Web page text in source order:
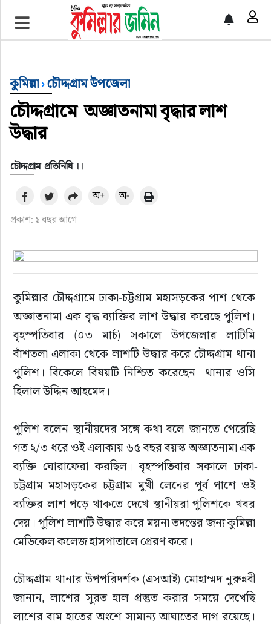
প্রচ্ছদ
আর্ন্তজাতিক
অর্থনীতি
বৃহত্তর কুমিল্লা
বৃহত্তর নোয়াখালী
খেলাধুলা
রাজনীতি
নির্বাচন
আলোচিত সংবাদ
ই-পেপার
অন্যান্য
কুমিল্লা›চৌদ্দগ্রাম উপজেলা
চৌদ্দগ্রামে অজ্ঞাতনামা বৃদ্ধার লাশ
উদ্ধার
চৌদ্দগ্রাম প্রতিনিধি ।।
প্রকাশ: ১ বছর আগে
অ+ অ-
কুমিল্লার চৌদ্দগ্রামে ঢাকা-চট্টগ্রাম মহাসড়কের পাশ থেকে
অজ্ঞাতনামা এক বৃদ্ধ ব্যাক্তির লাশ উদ্ধার করেছে পুলিশ।
বৃহস্পতিবার (০৩ মার্চ) সকালে উপজেলার লাটিমি
বাঁশতলা এলাকা থেকে লাশটি উদ্ধার করে চৌদ্দগ্রাম থানা
পুলিশ। বিকেলে বিষয়টি নিশ্চিত করেছেন  থানার ওসি
হিলাল উদ্দিন আহমেদ।
পুলিশ বলেন স্থানীয়দের সঙ্গে কথা বলে জানতে পেরেছি
গত ২/৩ ধরে ওই এলাকায় ৬৫ বছর বয়স্ক অজ্ঞাতনামা এক
ব্যক্তি ঘোরাফেরা করছিল। বৃহস্পতিবার সকালে ঢাকা-
চট্টগ্রাম মহাসড়কের চট্টগ্রাম মুখী লেনের পূর্ব পাশে ওই
ব্যক্তির লাশ পড়ে থাকতে দেখে স্থানীয়রা পুলিশকে খবর
দেয়। পুলিশ লাশটি উদ্ধার করে ময়না তদন্তের জন্য কুমিল্লা
মেডিকেল কলেজ হাসপাতালে প্রেরণ করে।
চৌদ্দগ্রাম থানার উপপরিদর্শক (এসআই) মোহাম্মদ নুরুন্নবী
জানান, লাশের সুরত হাল প্রস্তুত করার সময়ে দেখেছি
লাশের বাম হাতের অংশে সামান্য আঘাতের দাগ রয়েছে।